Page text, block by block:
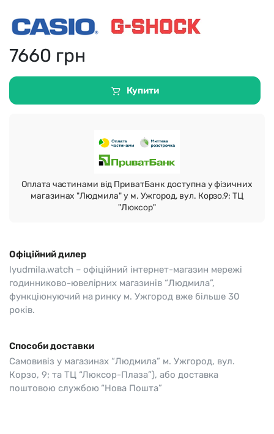
7660 грн
Купити
Оплата частинами від ПриватБанк доступна у фізичних
магазинах "Людмила" у м. Ужгород, вул. Корзо,9; ТЦ
"Люксор"
Офіційний дилер
lyudmila.watch – офіційний інтернет-магазин мережі
годинниково-ювелірних магазинів “Людмила”,
функціюнуючий на ринку м. Ужгород вже більше 30
років.
Способи доставки
Самовивіз у магазинах “Людмила” м. Ужгород, вул.
Корзо, 9; та ТЦ “Люксор-Плаза”), або доставка
поштовою службою “Нова Пошта”